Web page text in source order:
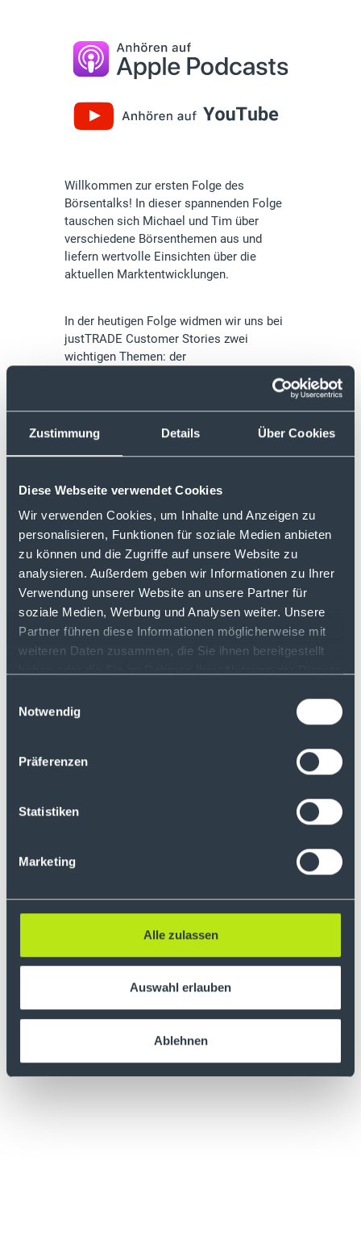
Zustimmung Details Über Cookies
Diese Webseite verwendet Cookies
Wir verwenden Cookies, um Inhalte und Anzeigen zu
personalisieren, Funktionen für soziale Medien anbieten
zu können und die Zugriffe auf unsere Website zu
analysieren. Außerdem geben wir Informationen zu Ihrer
Verwendung unserer Website an unsere Partner für
soziale Medien, Werbung und Analysen weiter. Unsere
Partner führen diese Informationen möglicherweise mit
weiteren Daten zusammen, die Sie ihnen bereitgestellt
Notwendig
Präferenzen
Statistiken
Marketing
Alle zulassen
Auswahl erlauben
Ablehnen
Willkommen zur ersten Folge des
Börsentalks! In dieser spannenden Folge
tauschen sich Michael und Tim über
verschiedene Börsenthemen aus und
liefern wertvolle Einsichten über die
aktuellen Marktentwicklungen.
In der heutigen Folge widmen wir uns bei
justTRADE Customer Stories zwei
wichtigen Themen: der
Verlustbescheinigung und der jährlichen
Steuerbescheinigung. Das Formular für den
Antrag zur Verlustbescheinigung findest du
hier: Formular Antrag
Verlustbescheinigung
Mehr Informationen zum Krypto-
Steuerreport von Blockpit findest du hier:
https://www.justtrade.com/kryptohandel
Wenn du möchtest, dass deine Frage in
einer der nächsten Folgen beantwortet
wird, schicke uns eine E-Mail an:
podcast@justtrade.com
First Republic Bank durch J.P. Morgan.
Podcast dienen nur der Information, stellen
dar und sind weder als Angebot noch als
eine Aufforderung zum Kauf oder Verkauf
von Wertpapieren oder Kryptowerten zu